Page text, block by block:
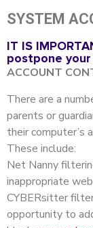
SYSTEM
IT IS
postpone
ACCOUNT
There are a
parents or
their computer’s
These include:
Net Nanny
inappropriate
CYBERsitter
opportunity to